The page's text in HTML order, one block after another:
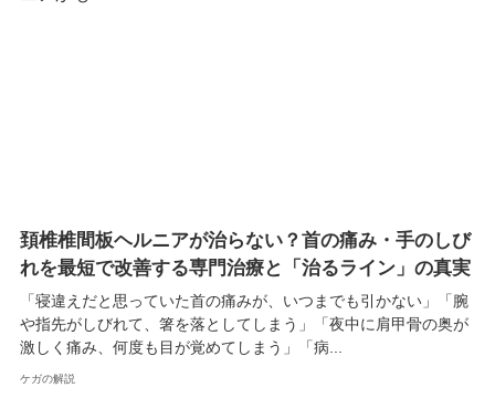
頚椎椎間板ヘルニアが治らない？首の痛み・手のしび
れを最短で改善する専門治療と「治るライン」の真実
「寝違えだと思っていた首の痛みが、いつまでも引かない」「腕
や指先がしびれて、箸を落としてしまう」「夜中に肩甲骨の奥が
激しく痛み、何度も目が覚めてしまう」「病...
ケガの解説